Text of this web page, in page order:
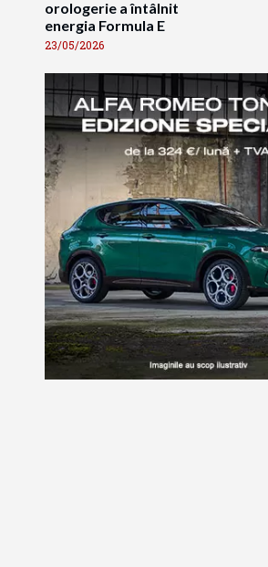
orologerie a întâlnit
energia Formula E
23/05/2026